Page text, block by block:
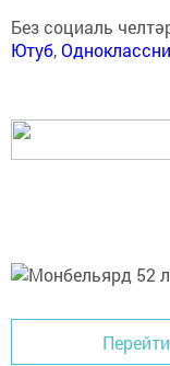
Без социаль
Ютуб,